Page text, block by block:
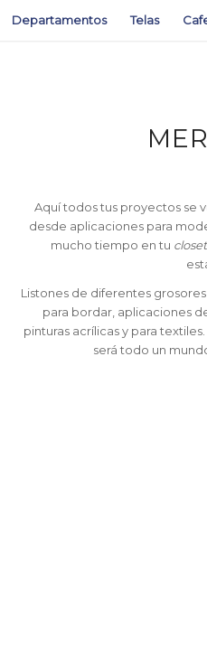
Departamentos Telas
Aquí todos tus proyectos se
desde aplicaciones para
mucho tiempo en tu closet
Listones de diferentes
para bordar, aplicaciones
pinturas acrílicas y para
será todo un